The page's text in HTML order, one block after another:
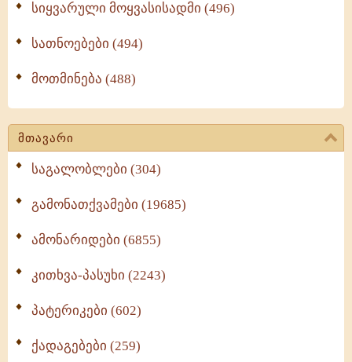
სიყვარული მოყვასისადმი (496)
სათნოებები (494)
მოთმინება (488)
მთავარი
საგალობლები (304)
გამონათქვამები (19685)
ამონარიდები (6855)
კითხვა-პასუხი (2243)
პატერიკები (602)
ქადაგებები (259)